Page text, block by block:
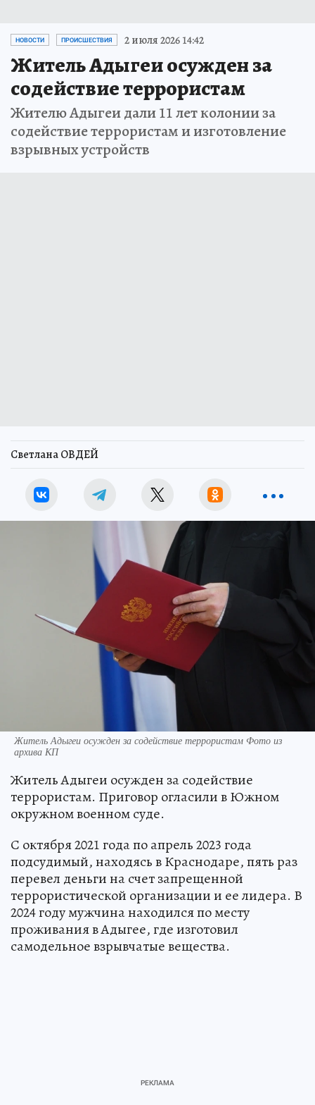
НОВОСТИ ПРОИСШЕСТВИЯ 2 июля 2026 14:42
Житель Адыгеи осужден за
содействие террористам
Жителю Адыгеи дали 11 лет колонии за
содействие террористам и изготовление
взрывных устройств
Светлана ОВДЕЙ
Житель Адыгеи осужден за содействие террористам Фото из
архива КП
Житель Адыгеи осужден за содействие
террористам. Приговор огласили в Южном
окружном военном суде.
С октября 2021 года по апрель 2023 года
подсудимый, находясь в Краснодаре, пять раз
перевел деньги на счет запрещенной
террористической организации и ее лидера. В
2024 году мужчина находился по месту
проживания в Адыгее, где изготовил
самодельное взрывчатые вещества.